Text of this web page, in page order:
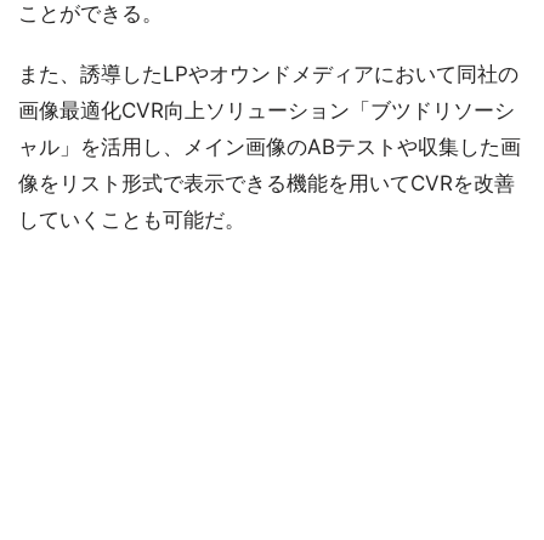
ことができる。
また、誘導したLPやオウンドメディアにおいて同社の
画像最適化CVR向上ソリューション「ブツドリソーシ
ャル」を活用し、メイン画像のABテストや収集した画
像をリスト形式で表示できる機能を用いてCVRを改善
していくことも可能だ。